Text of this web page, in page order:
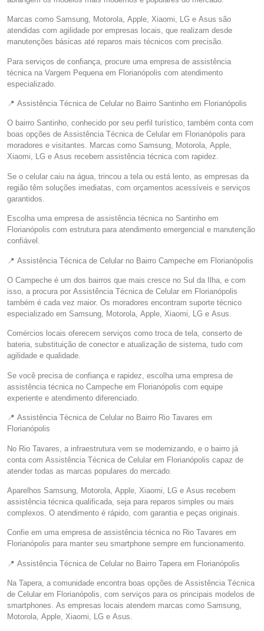
Marcas como Samsung, Motorola, Apple, Xiaomi, LG e Asus são
atendidas com agilidade por empresas locais, que realizam desde
manutenções básicas até reparos mais técnicos com precisão.
Para serviços de confiança, procure uma empresa de assistência
técnica na Vargem Pequena em Florianópolis com atendimento
especializado.
📍 Assistência Técnica de Celular no Bairro Santinho em Florianópolis
O bairro Santinho, conhecido por seu perfil turístico, também conta com
boas opções de Assistência Técnica de Celular em Florianópolis para
moradores e visitantes. Marcas como Samsung, Motorola, Apple,
Xiaomi, LG e Asus recebem assistência técnica com rapidez.
Se o celular caiu na água, trincou a tela ou está lento, as empresas da
região têm soluções imediatas, com orçamentos acessíveis e serviços
garantidos.
Escolha uma empresa de assistência técnica no Santinho em
Florianópolis com estrutura para atendimento emergencial e manutenção
confiável.
📍 Assistência Técnica de Celular no Bairro Campeche em Florianópolis
O Campeche é um dos bairros que mais cresce no Sul da Ilha, e com
isso, a procura por Assistência Técnica de Celular em Florianópolis
também é cada vez maior. Os moradores encontram suporte técnico
especializado em Samsung, Motorola, Apple, Xiaomi, LG e Asus.
Comércios locais oferecem serviços como troca de tela, conserto de
bateria, substituição de conector e atualização de sistema, tudo com
agilidade e qualidade.
Se você precisa de confiança e rapidez, escolha uma empresa de
assistência técnica no Campeche em Florianópolis com equipe
experiente e atendimento diferenciado.
📍 Assistência Técnica de Celular no Bairro Rio Tavares em
Florianópolis
No Rio Tavares, a infraestrutura vem se modernizando, e o bairro já
conta com Assistência Técnica de Celular em Florianópolis capaz de
atender todas as marcas populares do mercado.
Aparelhos Samsung, Motorola, Apple, Xiaomi, LG e Asus recebem
assistência técnica qualificada, seja para reparos simples ou mais
complexos. O atendimento é rápido, com garantia e peças originais.
Confie em uma empresa de assistência técnica no Rio Tavares em
Florianópolis para manter seu smartphone sempre em funcionamento.
📍 Assistência Técnica de Celular no Bairro Tapera em Florianópolis
Na Tapera, a comunidade encontra boas opções de Assistência Técnica
de Celular em Florianópolis, com serviços para os principais modelos de
smartphones. As empresas locais atendem marcas como Samsung,
Motorola, Apple, Xiaomi, LG e Asus.